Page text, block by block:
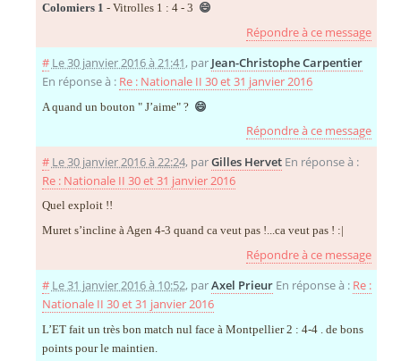
Colomiers 1 - Vitrolles 1 : 4 - 3 😄
Répondre à ce message
# Le 30 janvier 2016 à 21:41, par Jean-Christophe Carpentier
En réponse à : Re : Nationale II 30 et 31 janvier 2016
A quand un bouton " J’aime" ? 😄
Répondre à ce message
# Le 30 janvier 2016 à 22:24, parGilles Hervet En réponse à :
Re : Nationale II 30 et 31 janvier 2016
Quel exploit !!
Muret s’incline à Agen 4-3 quand ca veut pas !...ca veut pas ! :|
Répondre à ce message
# Le 31 janvier 2016 à 10:52, parAxel Prieur En réponse à : Re :
Nationale II 30 et 31 janvier 2016
L’ET fait un très bon match nul face à Montpellier 2 : 4-4 . de bons
points pour le maintien.